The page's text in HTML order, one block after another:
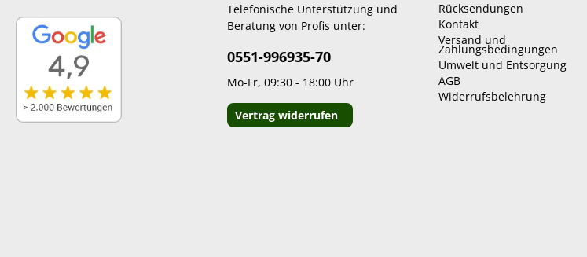
Telefonische Unterstützung und
Beratung von Profis unter:
0551-996935-70
Mo-Fr, 09:30 - 18:00 Uhr
Vertrag widerrufen
Rücksendungen
Kontakt
Versand und
Zahlungsbedingungen
Umwelt und Entsorgung
AGB
Widerrufsbelehrung